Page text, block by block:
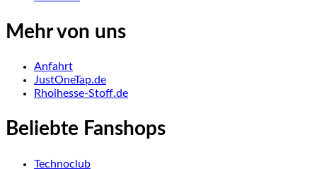
Mehr von uns
Anfahrt
JustOneTap.de
Rhoihesse-Stoff.de
Beliebte Fanshops
Technoclub